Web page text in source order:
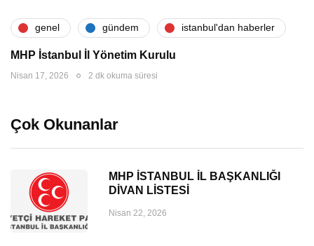
genel gündem i̇stanbul'dan haberler
MHP İstanbul İl Yönetim Kurulu
Nisan 17, 2026 2 dk okuma süresi
Çok Okunanlar
MHP İSTANBUL İL BAŞKANLIĞI
DİVAN LİSTESİ
Nisan 22, 2026